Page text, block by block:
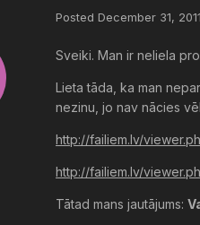
Posted December 31, 2011
Sveiki. Man ir neliela
Lieta tāda, ka man
nezinu, jo nav nācies
http://failiem.lv/
http://failiem.lv/
Tātad mans jautājums: